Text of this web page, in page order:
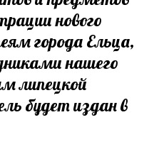
нового
города Ельца,
нашего
липецкой
будет издан в